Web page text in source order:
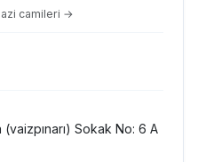
camileri →
Sokak No: 6 A